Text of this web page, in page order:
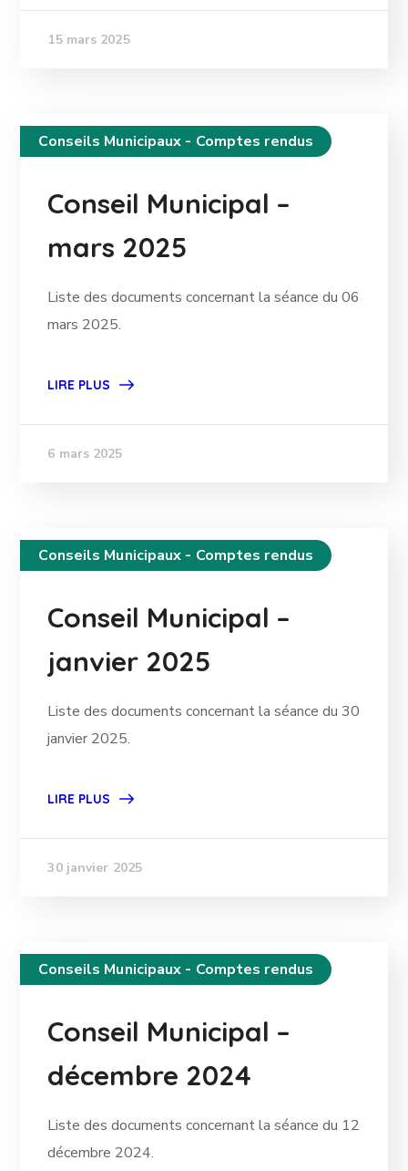
15 mars 2025
Conseils Municipaux - Comptes rendus
Conseil Municipal –
mars 2025
Liste des documents concernant la séance du 06
mars 2025.
LIRE PLUS
6 mars 2025
Conseils Municipaux - Comptes rendus
Conseil Municipal –
janvier 2025
Liste des documents concernant la séance du 30
janvier 2025.
LIRE PLUS
30 janvier 2025
Conseils Municipaux - Comptes rendus
Conseil Municipal –
décembre 2024
Liste des documents concernant la séance du 12
décembre 2024.